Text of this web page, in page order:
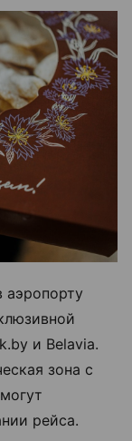
аэропорту
и Belavia.
зона с
рейса.